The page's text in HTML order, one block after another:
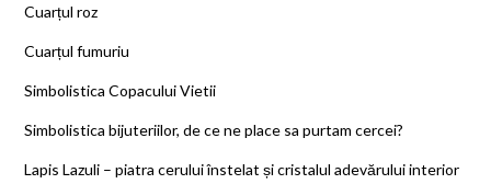
Cuarțul roz
Cuarțul fumuriu
Simbolistica Copacului Vietii
Simbolistica bijuteriilor, de ce ne place sa purtam cercei?
Lapis Lazuli – piatra cerului înstelat și cristalul adevărului interior